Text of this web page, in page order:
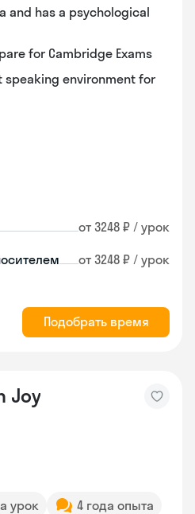
and has a psychological
for Cambridge Exams
speaking environment for
от 3248 ₽ / урок
от 3248 ₽ / урок
Подобрать время
Joy
урок
4 года опыта